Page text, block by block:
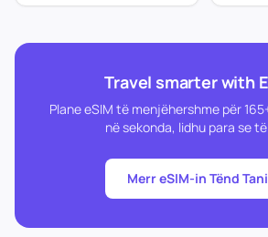
Travel smarter with
Plane eSIM të menjëhershme për
në sekonda, lidhu para se
Merr eSIM-in Tënd Tani